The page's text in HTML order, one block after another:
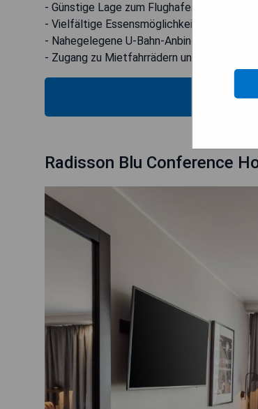
- Günstige Lage zum Flughafen und zur
- Vielfältige Essensmöglichkeiten im Hotel
- Nahegelegene U-Bahn-Anbindung
- Zugang zu Mietfahrrädern und
Radisson Blu Conference